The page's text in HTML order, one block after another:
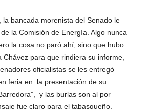
bancada morenista del Senado le
la Comisión de Energía. Algo nunca
la cosa no paró ahí, sino que hubo
para que rindiera su informe,
oficialistas se les entregó
feria en la presentación de su
y las burlas son al por
fue claro para el tabasqueño.